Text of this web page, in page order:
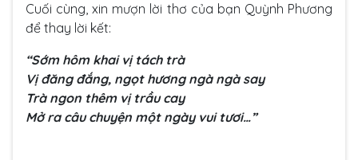
Cuối cùng, xin mượn lời thơ của bạn Quỳnh Phương
để thay lời kết:
“Sớm hôm khai vị tách trà
Vị đăng đắng, ngọt hương ngà ngà say
Trà ngon thêm vị trầu cay
Mở ra câu chuyện một ngày vui tươi…”